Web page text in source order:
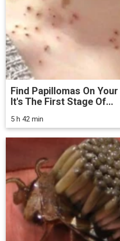
Find Papillomas On
It's The First Stage Of...
5 h 42 min